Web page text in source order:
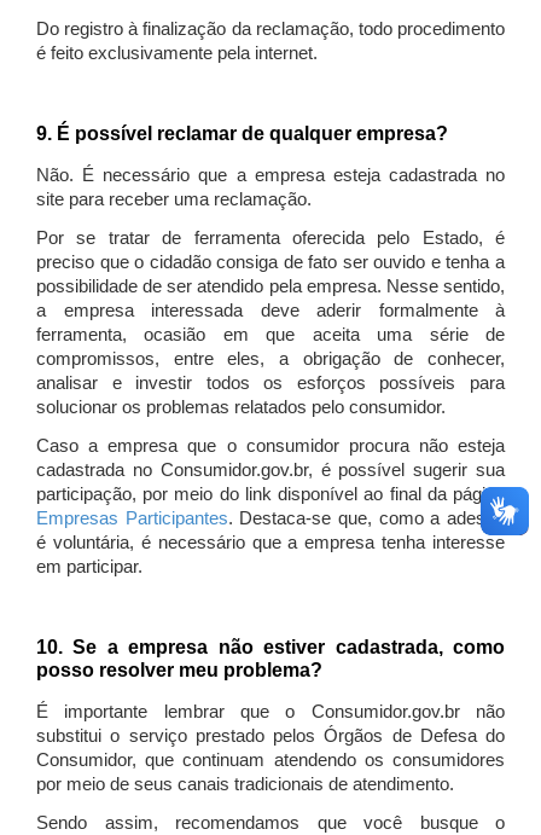
Do registro à finalização da reclamação, todo procedimento
é feito exclusivamente pela internet.
9. É possível reclamar de qualquer empresa?
Não. É necessário que a empresa esteja cadastrada no
site para receber uma reclamação.
Por se tratar de ferramenta oferecida pelo Estado, é
preciso que o cidadão consiga de fato ser ouvido e tenha a
possibilidade de ser atendido pela empresa. Nesse sentido,
a empresa interessada deve aderir formalmente à
ferramenta, ocasião em que aceita uma série de
compromissos, entre eles, a obrigação de conhecer,
analisar e investir todos os esforços possíveis para
solucionar os problemas relatados pelo consumidor.
Caso a empresa que o consumidor procura não esteja
cadastrada no Consumidor.gov.br, é possível sugerir sua
participação, por meio do link disponível ao final da página
Empresas Participantes. Destaca-se que, como a adesão
é voluntária, é necessário que a empresa tenha interesse
em participar.
10. Se a empresa não estiver cadastrada, como
posso resolver meu problema?
É importante lembrar que o Consumidor.gov.br não
substitui o serviço prestado pelos Órgãos de Defesa do
Consumidor, que continuam atendendo os consumidores
por meio de seus canais tradicionais de atendimento.
Sendo assim, recomendamos que você busque o